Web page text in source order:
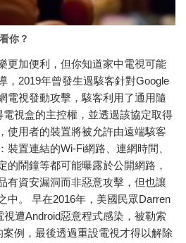
你？
更加便利，但你知道家中電視可能
，2019年曾發生過駭客針對Google
電視發動攻擊，駭客利用了通用隨
視盒的主控權，並透過該協定取得
使用者的裝置將被允許由遠端駭客
裝置連結的Wi-Fi網路、連網時間、
的鬧鐘等都可能曝露於公開網路，
有資安漏洞而非惡意攻擊，但也讓
中。 早在2016年，美國民眾Darren
遭Android惡意程式感染，被勒索
例，最後透過重設電視才得以解除